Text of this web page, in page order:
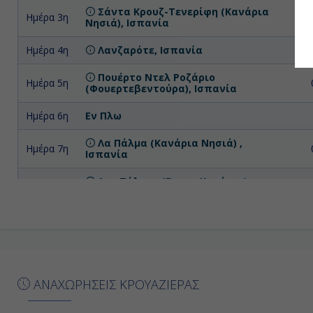
Ημέρα 3η
Σάντα Κρουζ-Τενερίφη (Κανάρια
Νησιά), Ισπανία
Ημέρα 4η Λανζαρότε, Ισπανία
Ημέρα 5η
Πουέρτο Ντελ Ροζάριο
(Φουερτεβεντούρα), Ισπανία
Ημέρα 6η Εν Πλω
Ημέρα 7η
Λα Πάλμα (Κανάρια Νησιά) ,
Ισπανία
Λας Πάλμας (Γκραν Κανάρια),
ΑΝΑΧΩΡΗΣΕΙΣ ΚΡΟΥΑΖΙΕΡΑΣ